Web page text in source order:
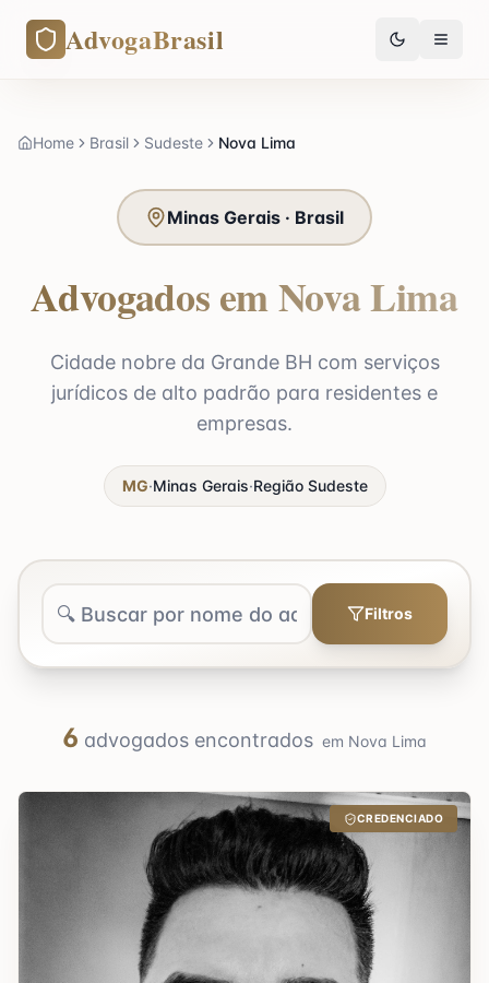
AdvogaBrasil
Home Brasil Sudeste Nova Lima
Minas Gerais · Brasil
Advogados em Nova Lima
Cidade nobre da Grande BH com serviços
jurídicos de alto padrão para residentes e
empresas.
MG·Minas Gerais·Região Sudeste
Filtros
6 advogados encontrados em Nova Lima
CREDENCIADO